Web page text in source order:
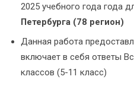
2025 учебного года года
Петербурга (78 регион)
Данная работа
включает в себя ответы
классов (5-11 класс)